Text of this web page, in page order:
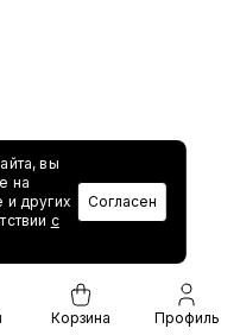
вы
на
и других
с
Согласен
Корзина Профиль